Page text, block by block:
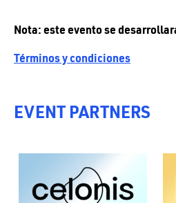
Nota: este evento se
Términos y condiciones
EVENT PARTNERS